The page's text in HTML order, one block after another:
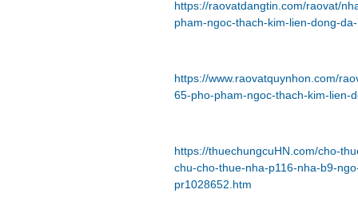
https://raovatdangtin.com/raovat/
pham-ngoc-thach-kim-lien-dong-
https://www.raovatquynhon.com/
65-pho-pham-ngoc-thach-kim-lien-
https://thuechungcuHN.com/cho-
chu-cho-thue-nha-p116-nha-b9-
pr1028652.htm